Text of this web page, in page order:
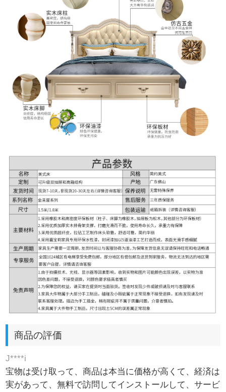
商品の評価
J****i
宝物は受け取って、商品は本当に価格が高くて、経済は
実があって、無料で訪問してインストールして、サービ